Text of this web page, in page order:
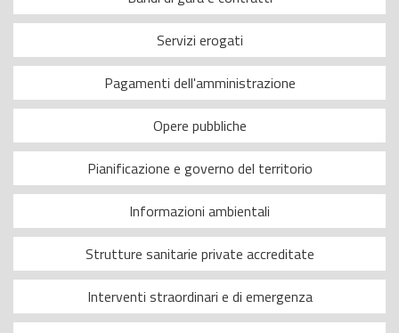
Servizi erogati
Pagamenti dell'amministrazione
Opere pubbliche
Pianificazione e governo del territorio
Informazioni ambientali
Strutture sanitarie private accreditate
Interventi straordinari e di emergenza